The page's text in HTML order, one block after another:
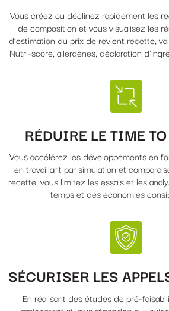
Vous créez ou déclinez rapidement les
de composition et vous visualisez les
d’estimation du prix de revient recette,
Nutri-score, allergènes, déclaration
RÉDUIRE LE TIME
Vous accélérez les développements en
en travaillant par simulation et
recette, vous limitez les essais et les
temps et des économies
SÉCURISER LES
En réalisant des études de pré-